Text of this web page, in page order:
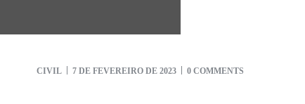
CIVIL 7 DE FEVEREIRO DE 2023 0 COMMENTS